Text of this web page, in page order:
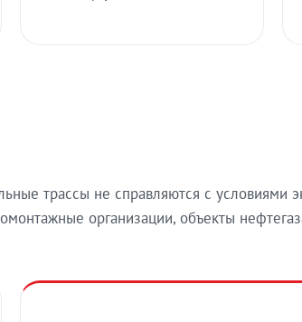
трассы не справляются с условиями
организации, объекты